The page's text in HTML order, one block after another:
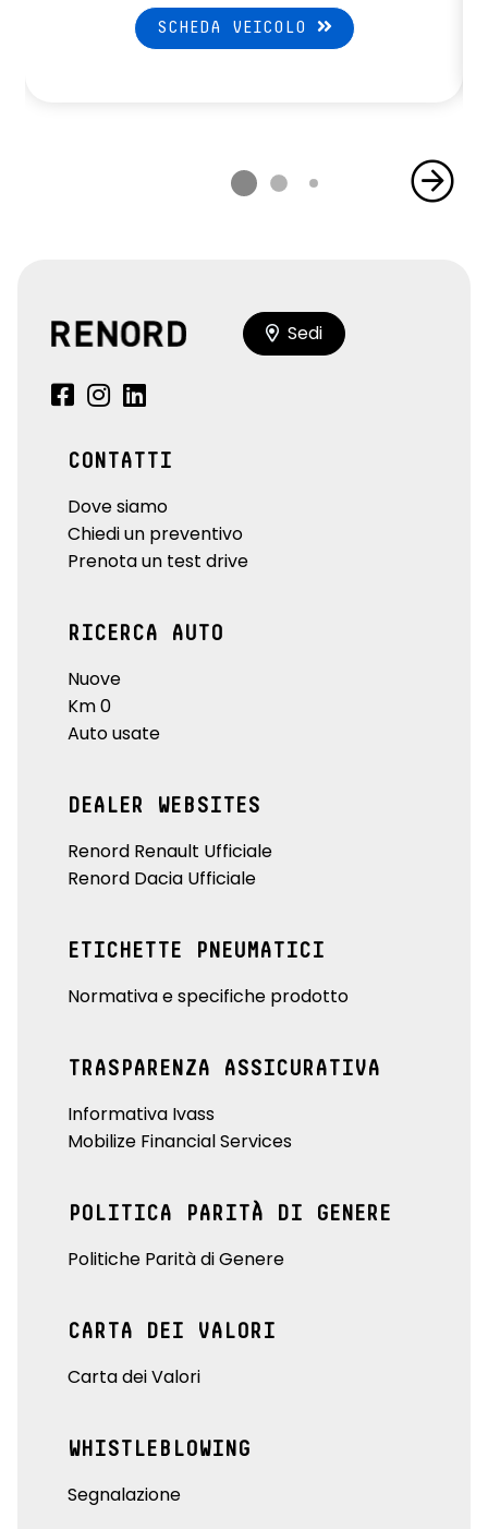
SCHEDA VEICOLO
Sedi
CONTATTI
Dove siamo
Chiedi un preventivo
Prenota un test drive
RICERCA AUTO
Nuove
Km 0
Auto usate
DEALER WEBSITES
Renord Renault Ufficiale
Renord Dacia Ufficiale
ETICHETTE PNEUMATICI
Normativa e specifiche prodotto
TRASPARENZA ASSICURATIVA
Informativa Ivass
Mobilize Financial Services
POLITICA PARITÀ DI GENERE
Politiche Parità di Genere
CARTA DEI VALORI
Carta dei Valori
WHISTLEBLOWING
Segnalazione